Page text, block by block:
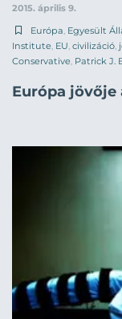
2015. április 9.
Európa, Egyesült
Institute, EU, civilizáció,
Conservative, Patrick J.
Európa